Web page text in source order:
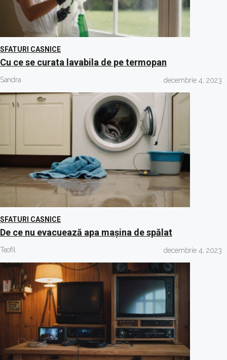
SFATURI CASNICE
Cu ce se curata lavabila de pe termopan
Sandra decembrie 4, 2023
SFATURI CASNICE
De ce nu evacuează apa mașina de spălat
Teofil decembrie 4, 2023